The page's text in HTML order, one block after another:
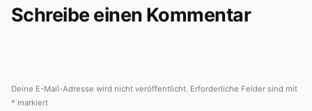
Schreibe einen Kommentar
Deine E-Mail-Adresse wird nicht veröffentlicht. Erforderliche Felder sind mit
* markiert